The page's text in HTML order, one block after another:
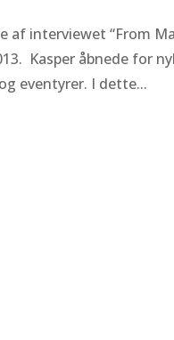
af interviewet “From
Kasper åbnede for
eventyrer. I dette...